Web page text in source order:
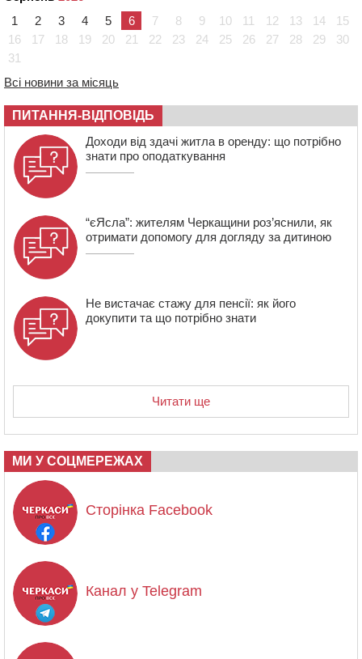
18:07
Боксерка з Черкащини готується до чемпіонату
Європи серед молоді
17:30
На Лисянщині проведуть в останню путь
полеглого внаслідок атаки FPV-дрона воїна
16:16 У Дахнівському лісництві екоінспектори натрапили на
незаконне будівництво
15:38
У лікарні померла жінка, яку на пішохідному переході
в Черкаському районі збила автівка
1
2 3 4 5 6 7 8 9 10 11 12 13 14
15
16
17 18 19 20 21 22 23 24 25 26 27 28 29
30
31
Всі новини за місяць
ПИТАННЯ-ВІДПОВІДЬ
Доходи від здачі житла в оренду: що потрібно
знати про оподаткування
“єЯсла”: жителям Черкащини роз’яснили, як
отримати допомогу для догляду за дитиною
Не вистачає стажу для пенсії: як його
докупити та що потрібно знати
Читати ще
МИ У СОЦМЕРЕЖАХ
Сторінка Facebook
Канал у Telegram